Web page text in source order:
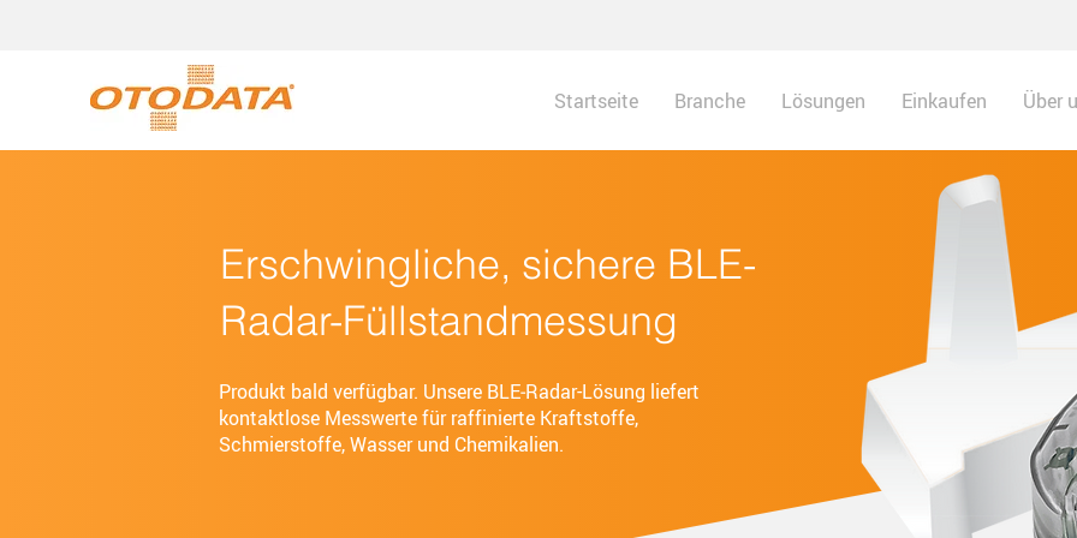
Startseite Branche Lösungen Einkaufen Über
Erschwingliche, sichere BLE-
Radar-Füllstandmessung
Produkt bald verfügbar. Unsere BLE‑Radar-Lösung liefert
kontaktlose Messwerte für raffinierte Kraftstoffe,
Schmierstoffe, Wasser und Chemikalien.